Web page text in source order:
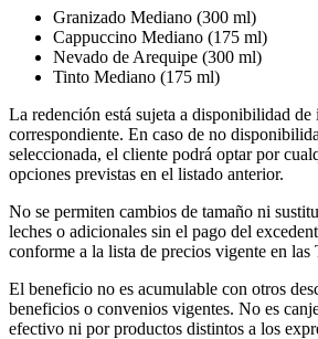
Granizado Mediano (300 ml)
Cappuccino Mediano (175 ml)
Nevado de Arequipe (300 ml)
Tinto Mediano (175 ml)
La redención está sujeta a disponibilidad
correspondiente. En caso de no
seleccionada, el cliente podrá optar por
opciones previstas en el listado anterior.
No se permiten cambios de tamaño ni
leches o adicionales sin el pago del
conforme a la lista de precios vigente en las
El beneficio no es acumulable con otros
beneficios o convenios vigentes. No es
efectivo ni por productos distintos a los